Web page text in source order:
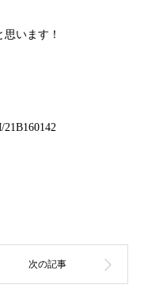
います！
21B160142